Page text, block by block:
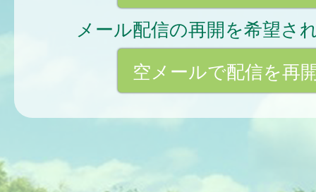
メール配信の再開を希望さ
空メールで配信を再